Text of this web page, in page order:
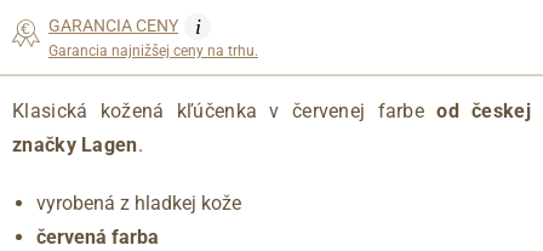
GARANCIA CENY i
Garancia najnižšej ceny na trhu.
Klasická kožená kľúčenka v červenej farbeod českej
značky Lagen.
vyrobená z hladkej kože
červená farba